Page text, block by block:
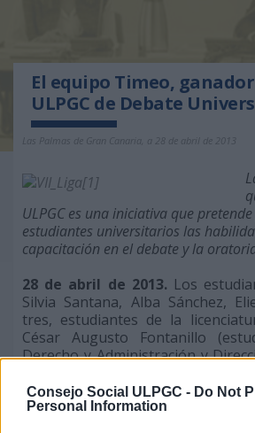
Consejo Social ULPGC - Do Not
Personal Information
El equipo Timeo,
ULPGC de Debate
Las Palmas de Gran Canaria, a 28 de abril de 2013
ULPGC es una iniciativa que
estudiantes universitarios las
capacitación en el debate y la
28 de abril de 2013. Los
Silvia Santana, Alba Sánchez,
tres, estudiantes de la
César Augusto Fontanillo
Derecho y Administración y
componentes del Equipo
ganadores de la VII edición de
Debate Universitario, una